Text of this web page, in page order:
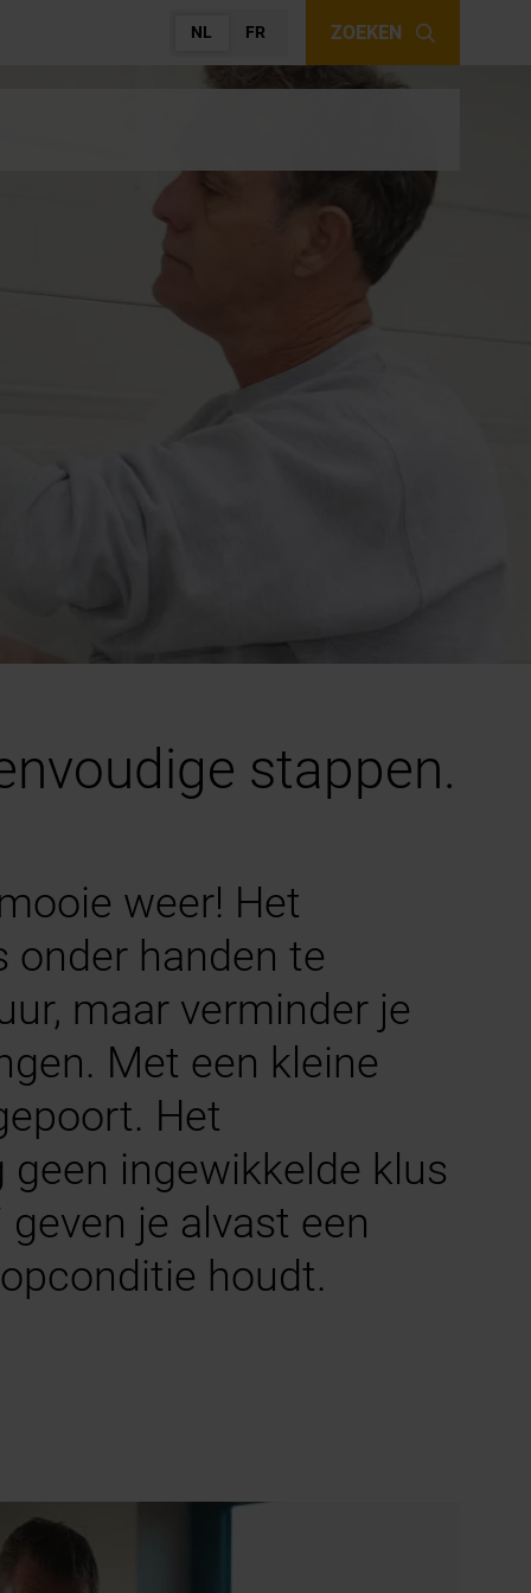
NL FR ZOEKEN
stappen.
weer! Het
handen te
maar verminder je
Met een kleine
Het
ingewikkelde klus
je alvast een
houdt.